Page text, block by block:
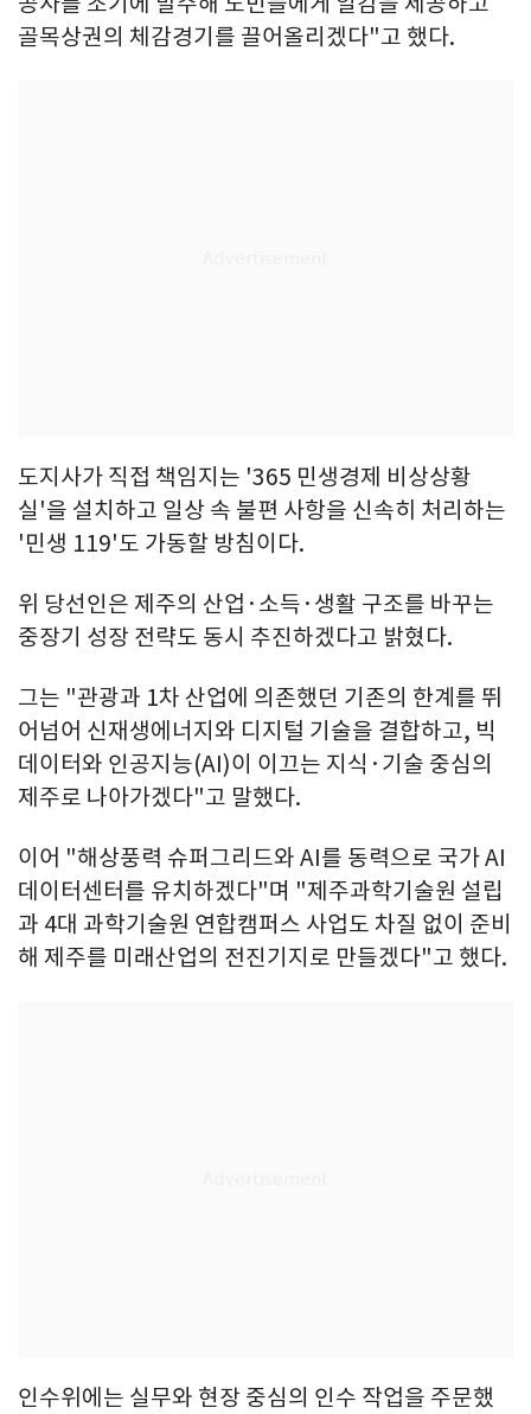
골목상권의 체감경기를 끌어올리겠다"고 했다.
도지사가 직접 책임지는 '365 민생경제 비상상황
실'을 설치하고 일상 속 불편 사항을 신속히 처리하는
'민생 119'도 가동할 방침이다.
위 당선인은 제주의 산업·소득·생활 구조를 바꾸는
중장기 성장 전략도 동시 추진하겠다고 밝혔다.
그는 "관광과 1차 산업에 의존했던 기존의 한계를 뛰
어넘어 신재생에너지와 디지털 기술을 결합하고, 빅
데이터와 인공지능(AI)이 이끄는 지식·기술 중심의
제주로 나아가겠다"고 말했다.
이어 "해상풍력 슈퍼그리드와 AI를 동력으로 국가 AI
데이터센터를 유치하겠다"며 "제주과학기술원 설립
과 4대 과학기술원 연합캠퍼스 사업도 차질 없이 준비
해 제주를 미래산업의 전진기지로 만들겠다"고 했다.
인수위에는 실무와 현장 중심의 인수 작업을 주문했